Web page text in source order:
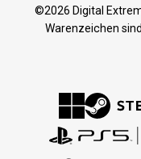
©2026 Digital
Warenzeichen